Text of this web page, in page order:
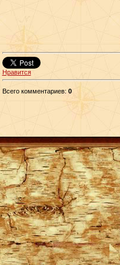
Нравится
Всего комментариев: 0